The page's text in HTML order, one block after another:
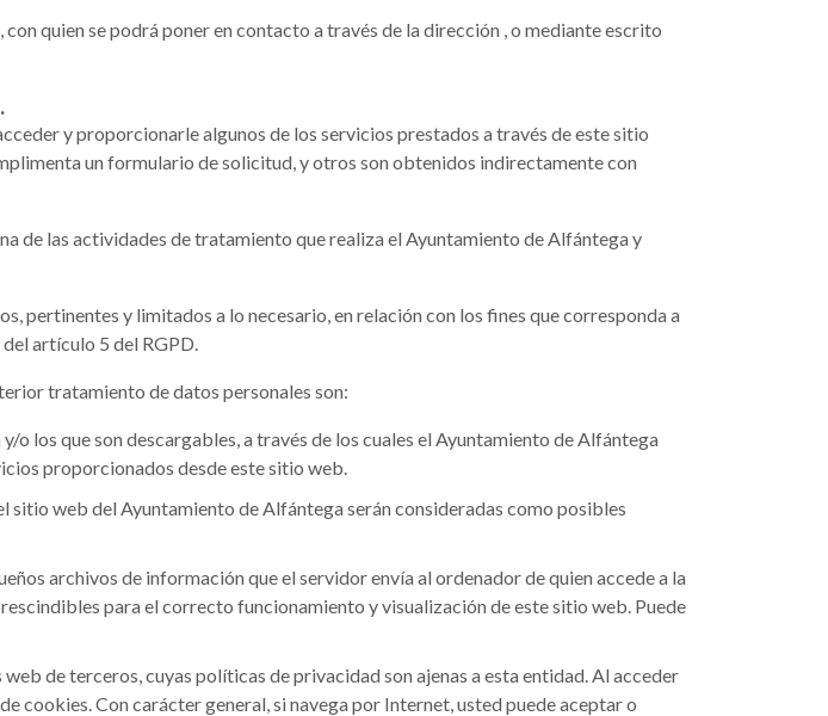
quien se podrá poner en contacto a través de la dirección , o mediante escrito
y proporcionarle algunos de los servicios prestados a través de este sitio
un formulario de solicitud, y otros son obtenidos indirectamente con
de las actividades de tratamiento que realiza el Ayuntamiento de Alfántega y
pertinentes y limitados a lo necesario, en relación con los fines que corresponda a
artículo 5 del RGPD.
tratamiento de datos personales son:
los que son descargables, a través de los cuales el Ayuntamiento de Alfántega
proporcionados desde este sitio web.
web del Ayuntamiento de Alfántega serán consideradas como posibles
archivos de información que el servidor envía al ordenador de quien accede a la
para el correcto funcionamiento y visualización de este sitio web. Puede
de terceros, cuyas políticas de privacidad son ajenas a esta entidad. Al acceder
cookies. Con carácter general, si navega por Internet, usted puede aceptar o